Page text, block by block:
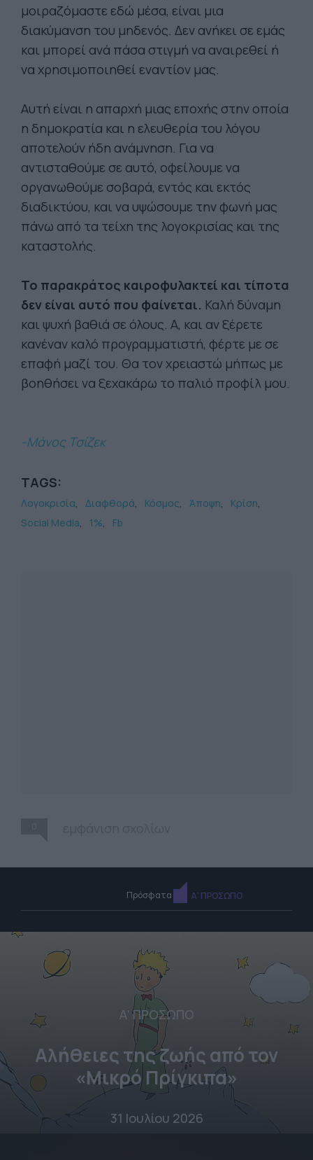
μοιραζόμαστε εδώ μέσα, είναι μια
διακύμανση του μηδενός. Δεν ανήκει σε εμάς
και μπορεί ανά πάσα στιγμή να αναιρεθεί ή
να χρησιμοποιηθεί εναντίον μας.
Αυτή είναι η απαρχή μιας εποχής στην οποία
η δημοκρατία και η ελευθερία του λόγου
αποτελούν ήδη ανάμνηση. Για να
αντισταθούμε σε αυτό, οφείλουμε να
οργανωθούμε σοβαρά, εντός και εκτός
διαδικτύου, και να υψώσουμε την φωνή μας
πάνω από τα τείχη της λογοκρισίας και της
καταστολής.
Το παρακράτος καιροφυλακτεί και τίποτα
δεν είναι αυτό που φαίνεται. Καλή δύναμη
και ψυχή βαθιά σε όλους. Α, και αν ξέρετε
κανέναν καλό προγραμματιστή, φέρτε με σε
επαφή μαζί του. Θα τον χρειαστώ μήπως με
βοηθήσει να ξεχακάρω το παλιό προφίλ μου.
-Μάνος Τσίζεκ
TAGS:
Λογοκρισία Διαφθορά Κόσμος Άποψη
Κρίση
Social Media
1% Fb
Πρόσφατα Α' ΠΡΟΣΩΠΟ
Α' ΠΡΟΣΩΠΟ
Αλήθειες της ζωής από τον
«Μικρό Πρίγκιπα»
31 Ιουλίου 2026